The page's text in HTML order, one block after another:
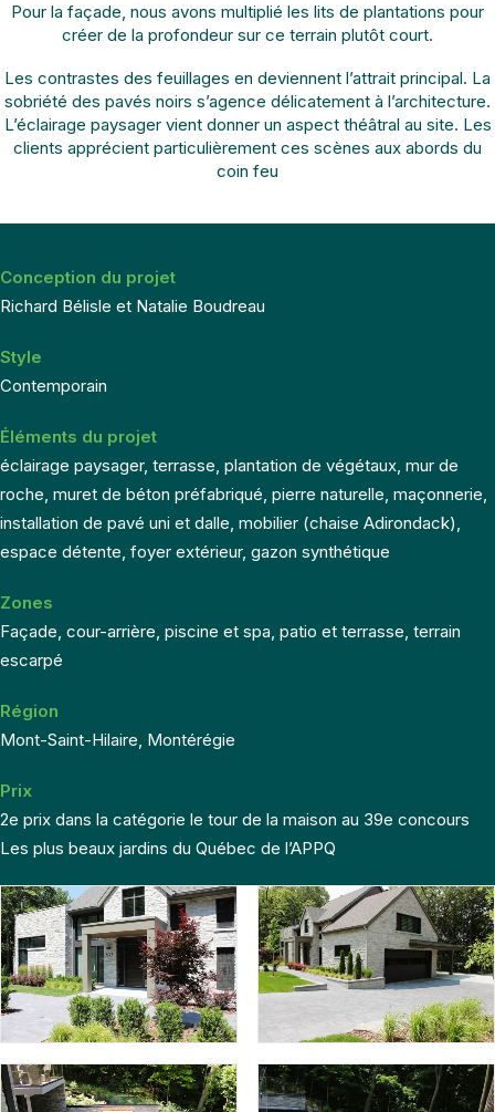
Pour la façade, nous avons multiplié les lits de plantations pour
créer de la profondeur sur ce terrain plutôt court.
Les contrastes des feuillages en deviennent l’attrait principal. La
sobriété des pavés noirs s’agence délicatement à l’architecture.
L’éclairage paysager vient donner un aspect théâtral au site. Les
clients apprécient particulièrement ces scènes aux abords du
coin feu
Conception du projet
Richard Bélisle et Natalie Boudreau
Style
Contemporain
Éléments du projet
éclairage paysager, terrasse, plantation de végétaux, mur de
roche, muret de béton préfabriqué, pierre naturelle, maçonnerie,
installation de pavé uni et dalle, mobilier (chaise Adirondack),
espace détente, foyer extérieur, gazon synthétique
Zones
Façade, cour-arrière, piscine et spa, patio et terrasse, terrain
escarpé
Région
Mont-Saint-Hilaire, Montérégie
Prix
2e prix dans la catégorie le tour de la maison au 39e concours
Les plus beaux jardins du Québec de l’APPQ